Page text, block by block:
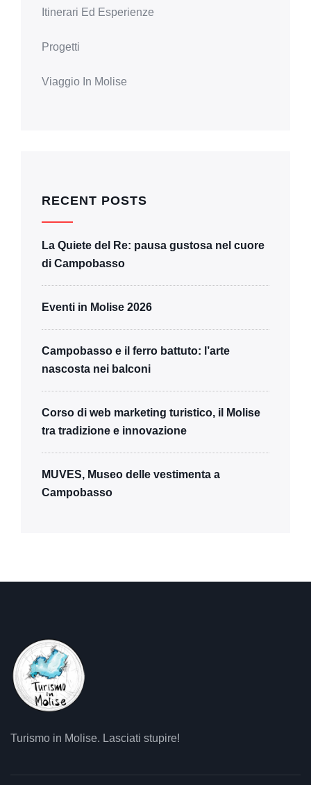
Itinerari Ed Esperienze
Progetti
Viaggio In Molise
RECENT POSTS
La Quiete del Re: pausa gustosa nel cuore
di Campobasso
Eventi in Molise 2026
Campobasso e il ferro battuto: l’arte
nascosta nei balconi
Corso di web marketing turistico, il Molise
tra tradizione e innovazione
MUVES, Museo delle vestimenta a
Campobasso
Turismo in Molise. Lasciati stupire!